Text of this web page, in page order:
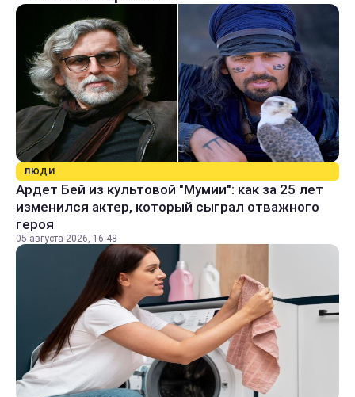
ЛЮДИ
Ардет Бей из культовой "Мумии": как за 25 лет
изменился актер, который сыграл отважного
героя
05 августа 2026, 16:48